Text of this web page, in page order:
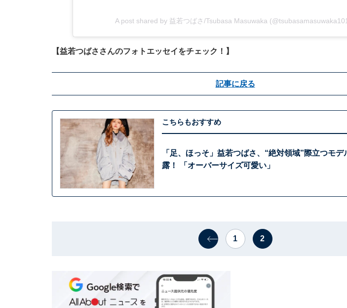
A post shared by 益若つばさ/Tsubasa Masuwaka
【益若つばささんのフォトエッセイをチェック！】
記事に戻る
こちらもおすすめ
「足、ほっそ」益若つばさ、“絶対領域”際立つモ
露！ 「オーバーサイズ可愛い」
1 2